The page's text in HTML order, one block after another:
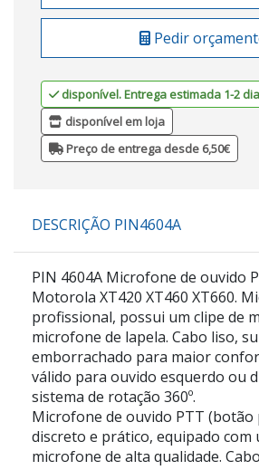
Pedir
disponível. Entrega estimada 1-2
disponível em loja
Preço de entrega desde 6,50€
DESCRIÇÃO PIN4604A
PIN 4604A Microfone de ouvido
Motorola XT420 XT460 XT660.
profissional, possui um clipe de
microfone de lapela. Cabo liso,
emborrachado para maior
válido para ouvido esquerdo ou
sistema de rotação 360º.
Microfone de ouvido PTT
discreto e prático, equipado com
microfone de alta qualidade.